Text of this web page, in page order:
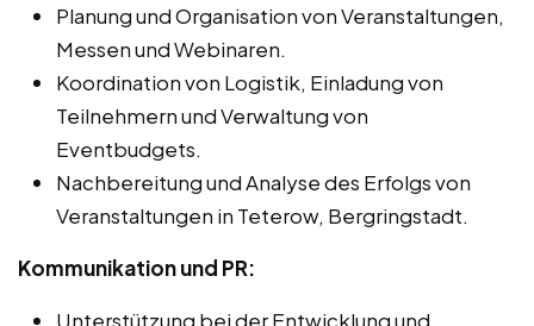
Planung und Organisation von Veranstaltungen,
Messen und Webinaren.
Koordination von Logistik, Einladung von
Teilnehmern und Verwaltung von
Eventbudgets.
Nachbereitung und Analyse des Erfolgs von
Veranstaltungen in Teterow, Bergringstadt.
Kommunikation und PR:
Unterstützung bei der Entwicklung und